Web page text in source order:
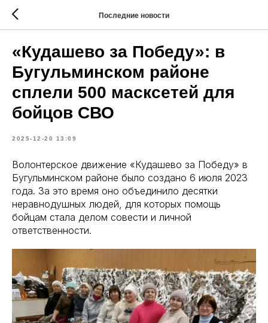
Последние новости
«Кудашево за Победу»: в
Бугульминском районе
сплели 500 масксетей для
бойцов СВО
2025-12-20 13:09
Волонтерское движение «Кудашево за Победу» в
Бугульминском районе было создано 6 июля 2023
года. За это время оно объединило десятки
неравнодушных людей, для которых помощь
бойцам стала делом совести и личной
ответственности.